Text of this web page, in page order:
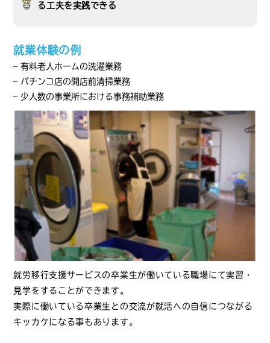
る工夫を実践できる
就業体験の例
– 有料老人ホームの洗濯業務
– パチンコ店の開店前清掃業務
– 少人数の事業所における事務補助業務
就労移行支援サービスの卒業生が働いている職場にて実習・
見学をすることができます。
実際に働いている卒業生との交流が就活への自信につながる
キッカケになる事もあります。